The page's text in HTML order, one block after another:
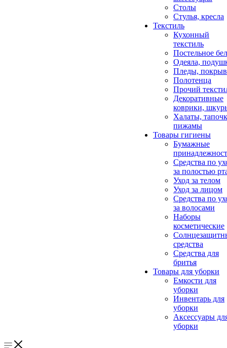
Столы
Стулья, кресла
Текстиль
Кухонный
текстиль
Постельное
Одеяла,
Пледы,
Полотенца
Прочий
Декоративные
коврики,
Халаты,
пижамы
Товары гигиены
Бумажные
Средства по
за полостью
Уход за телом
Уход за лицом
Средства по
за волосами
Наборы
косметические
средства
Средства для
бритья
Товары для уборки
Емкости для
уборки
Инвентарь для
уборки
Аксессуары
уборки